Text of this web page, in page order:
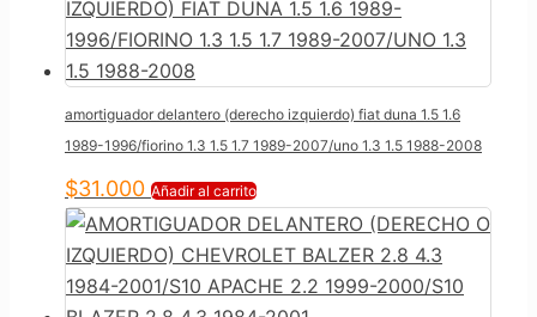
amortiguador delantero (derecho izquierdo) fiat duna 1.5 1.6
1989-1996/fiorino 1.3 1.5 1.7 1989-2007/uno 1.3 1.5 1988-2008
$31.000 Añadir al carrito